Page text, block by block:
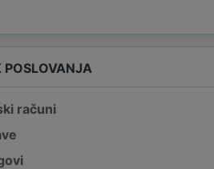
POSLOVANJA
računi